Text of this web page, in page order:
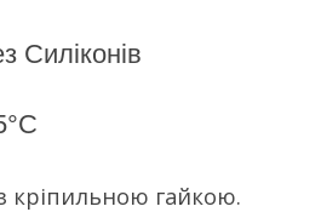
Силіконів
кріпильною гайкою.